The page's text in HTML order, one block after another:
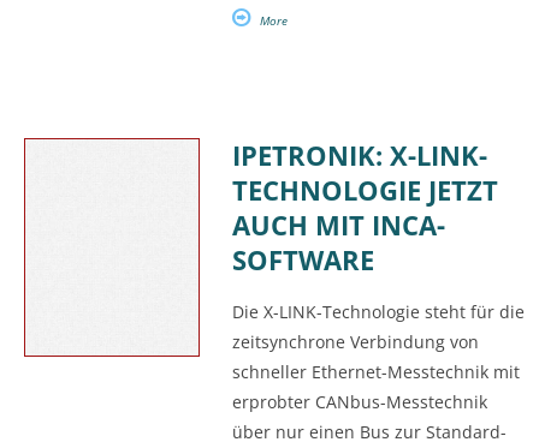
More
IPETRONIK: X-LINK-
TECHNOLOGIE JETZT
AUCH MIT INCA-
SOFTWARE
Die X-LINK-Technologie steht für die
zeitsynchrone Verbindung von
schneller Ethernet-Messtechnik mit
erprobter CANbus-Messtechnik
über nur einen Bus zur Standard-